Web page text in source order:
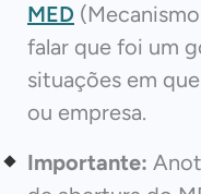
MED
falar que foi um
situações em
ou empresa.
Importante: